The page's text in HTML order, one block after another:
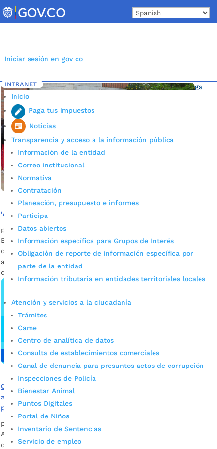
to
content
Iniciar sesión en gov co
INTRANET
Inicio
Paga tus impuestos
Noticias
Transparencia y acceso a la información pública
Información de la entidad
Correo institucional
Normativa
Contratación
Planeación, presupuesto e informes
Participa
Datos abiertos
Información específica para Grupos de Interés
Obligación de reporte de información específica por
parte de la entidad
Información tributaria en entidades territoriales locales
Atención y servicios a la ciudadanía
Trámites
Came
Centro de analítica de datos
Consulta de establecimientos comerciales
Canal de denuncia para presuntos actos de corrupción
Inspecciones de Policía
Bienestar Animal
Puntos Digitales
Portal de Niños
Inventario de Sentencias
Servicio de empleo
Inicio 5 Etiqueta: Acueducto Metropolitano Bucaramanga
‘Agüita’ para el Colegio Colorados
por Edgar Augusto Sánchez
El Acueducto Metropolitano de Bucaramanga, amb,
celebrará convenio con la Secretaría de Educación para
aumentar el volumen de agua potable en las instalaciones
del Colegio Colorados.
Conozca el plan de contingencia dispuesto para el
abastecimiento de agua a los bumangueses afectados
por la suspensión del servicio
por
A través de carrotanques, vehículos cisternas e hidrantes la
comunidad afectada por el corte podrá aprovisionarse del